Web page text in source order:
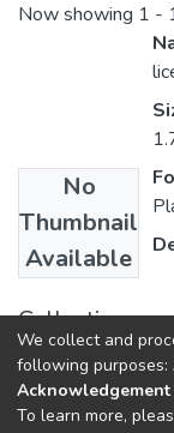
Now showing 1 -
No
Thumbnail
Available
Collections
Educación Primaria
We collect and
following purposes:
To learn more,